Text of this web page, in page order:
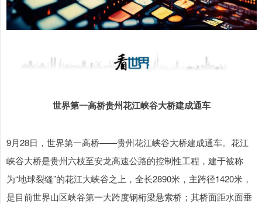
世界第一高桥贵州花江峡谷大桥建成通车
9月28日，世界第一高桥——贵州花江峡谷大桥建成通车。花江
峡谷大桥是贵州六枝至安龙高速公路的控制性工程，建于被称
为“地球裂缝”的花江大峡谷之上，全长2890米，主跨径1420米，
是目前世界山区峡谷第一大跨度钢桁梁悬索桥；其桥面距水面垂